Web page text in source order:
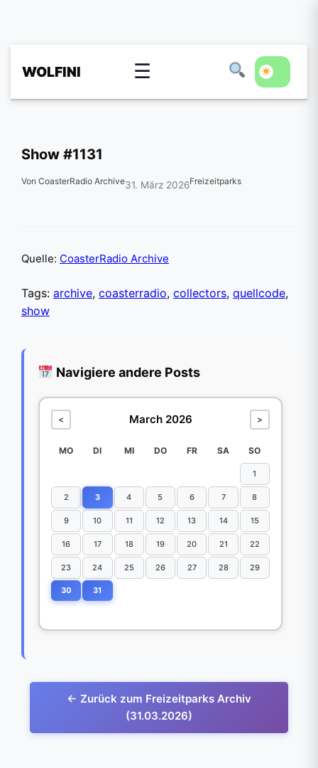
WOLFINI ☰
Show #1131
Von CoasterRadio Archive31. März 2026Freizeitparks
Quelle: CoasterRadio Archive
Tags: archive, coasterradio, collectors, quellcode,
show
Navigiere andere Posts
< March 2026 >
MO DI MI DO FR SA SO
1
2 3 4 5 6 7 8
9 10 11 12 13 14 15
16 17 18 19 20 21 22
23 24 25 26 27 28 29
30 31
← Zurück zum Freizeitparks Archiv
(31.03.2026)